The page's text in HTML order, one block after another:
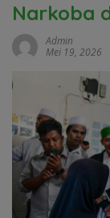
Narkoba
Admin
Mei 19, 2026